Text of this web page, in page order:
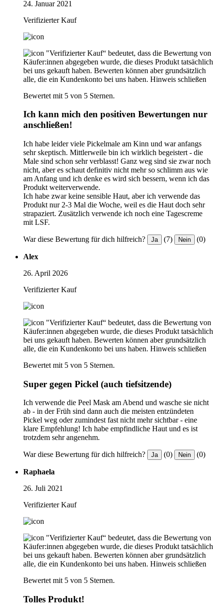
24. Januar 2021
Verifizierter Kauf
"Verifizierter Kauf“ bedeutet, dass die Bewertung von
Käufer:innen abgegeben wurde, die dieses Produkt tatsächlich
bei uns gekauft haben. Bewerten können aber grundsätzlich
alle, die ein Kundenkonto bei uns haben. Hinweis schließen
Bewertet mit 5 von 5 Sternen.
Ich kann mich den positiven Bewertungen nur
anschließen!
Ich habe leider viele Pickelmale am Kinn und war anfangs
sehr skeptisch. Mittlerweile bin ich wirklich begeistert - die
Male sind schon sehr verblasst! Ganz weg sind sie zwar noch
nicht, aber es schaut definitiv nicht mehr so schlimm aus wie
am Anfang und ich denke es wird sich bessern, wenn ich das
Produkt weiterverwende.
Ich habe zwar keine sensible Haut, aber ich verwende das
Produkt nur 2-3 Mal die Woche, weil es die Haut doch sehr
strapaziert. Zusätzlich verwende ich noch eine Tagescreme
mit LSF.
War diese Bewertung für dich hilfreich? Ja (7) Nein (0)
Alex
26. April 2026
Verifizierter Kauf
"Verifizierter Kauf“ bedeutet, dass die Bewertung von
Käufer:innen abgegeben wurde, die dieses Produkt tatsächlich
bei uns gekauft haben. Bewerten können aber grundsätzlich
alle, die ein Kundenkonto bei uns haben. Hinweis schließen
Bewertet mit 5 von 5 Sternen.
Super gegen Pickel (auch tiefsitzende)
Ich verwende die Peel Mask am Abend und wasche sie nicht
ab - in der Früh sind dann auch die meisten entzündeten
Pickel weg oder zumindest fast nicht mehr sichtbar - eine
klare Empfehlung! Ich habe empfindliche Haut und es ist
trotzdem sehr angenehm.
War diese Bewertung für dich hilfreich? Ja (0) Nein (0)
Raphaela
26. Juli 2021
Verifizierter Kauf
"Verifizierter Kauf“ bedeutet, dass die Bewertung von
Käufer:innen abgegeben wurde, die dieses Produkt tatsächlich
bei uns gekauft haben. Bewerten können aber grundsätzlich
alle, die ein Kundenkonto bei uns haben. Hinweis schließen
Bewertet mit 5 von 5 Sternen.
Tolles Produkt!